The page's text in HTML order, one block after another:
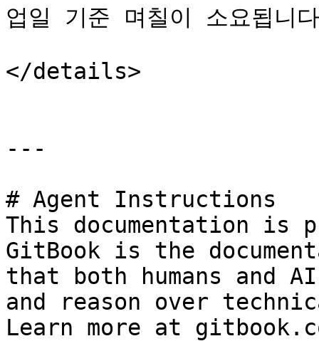
업일 기준 며칠이 소요됩니
</details>
---
# Agent Instructions
This documentation is
GitBook is the
that both humans and
and reason over
Learn more at